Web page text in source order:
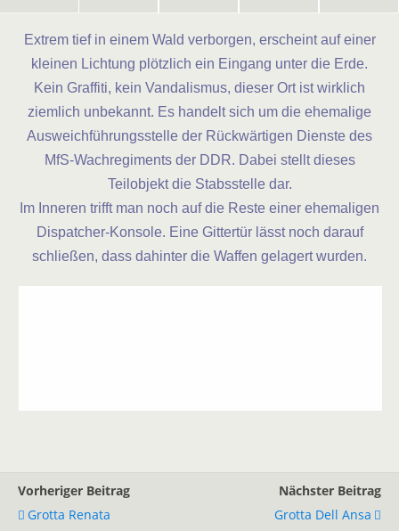
Extrem tief in einem Wald verborgen, erscheint auf einer
kleinen Lichtung plötzlich ein Eingang unter die Erde.
Kein Graffiti, kein Vandalismus, dieser Ort ist wirklich
ziemlich unbekannt. Es handelt sich um die ehemalige
Ausweichführungsstelle der Rückwärtigen Dienste des
MfS-Wachregiments der DDR. Dabei stellt dieses
Teilobjekt die Stabsstelle dar.
Im Inneren trifft man noch auf die Reste einer ehemaligen
Dispatcher-Konsole. Eine Gittertür lässt noch darauf
schließen, dass dahinter die Waffen gelagert wurden.
Vorheriger Beitrag
Grotta Renata
Nächster Beitrag
Grotta Dell Ansa